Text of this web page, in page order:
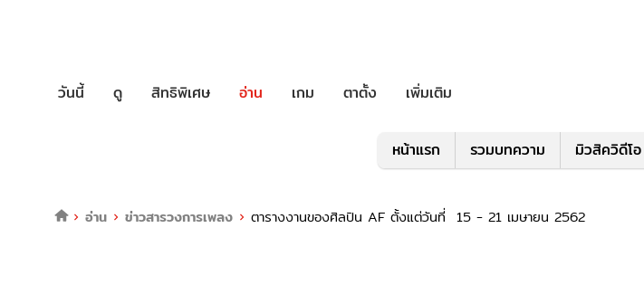
วันนี้ ดู สิทธิพิเศษ อ่าน เกม ตาตั้ง เพิ่มเติม
หน้าแรก รวมบทความ มิวสิควิดีโอ
อ่าน ข่าวสารวงการเพลง ตารางงานของศิลปิน AF ตั้งแต่วันที่ 15 - 21 เมษายน 2562